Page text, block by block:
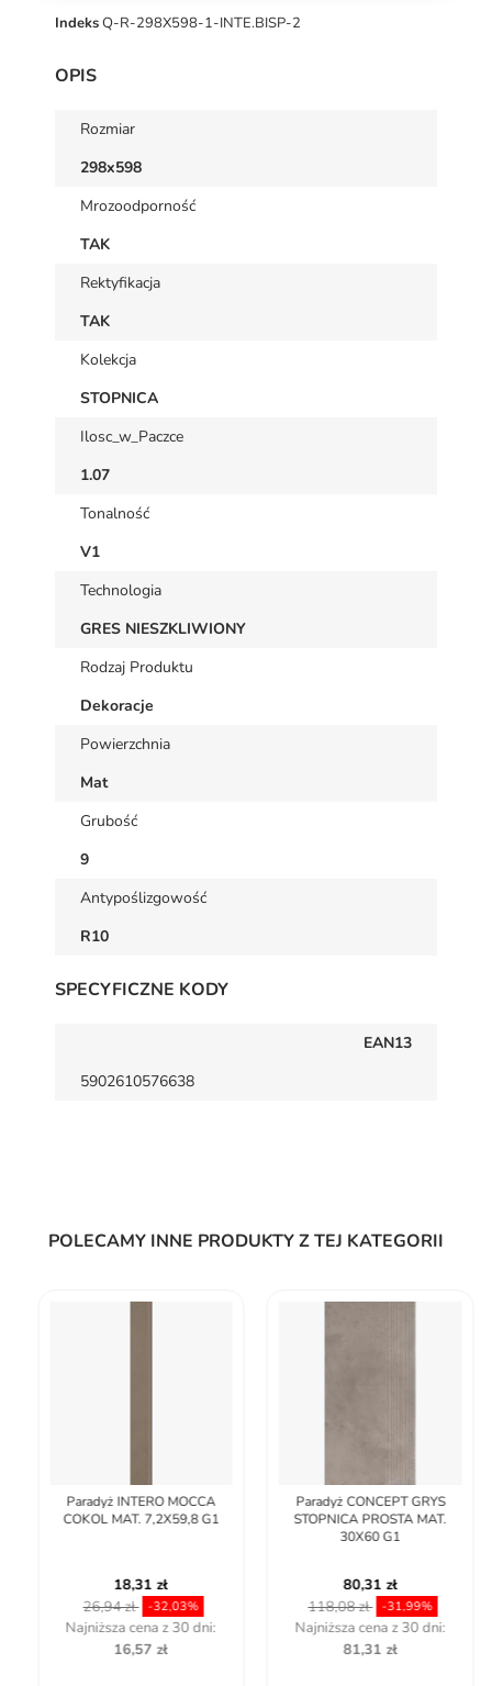
IndeksQ-R-298X598-1-INTE.BISP-2
OPIS
Rozmiar
298x598
Mrozoodporność
TAK
Rektyfikacja
TAK
Kolekcja
STOPNICA
Ilosc_w_Paczce
1.07
Tonalność
V1
Technologia
GRES NIESZKLIWIONY
Rodzaj Produktu
Dekoracje
Powierzchnia
Mat
Grubość
9
Antypoślizgowość
R10
SPECYFICZNE KODY
EAN13
5902610576638
POLECAMY INNE PRODUKTY Z TEJ KATEGORII
Paradyż INTERO MOCCA
COKOL MAT. 7,2X59,8 G1
18,31 zł
26,94 zł -32,03%
Najniższa cena z 30 dni:
16,57 zł
Paradyż CONCEPT GRYS
STOPNICA PROSTA MAT.
30X60 G1
80,31 zł
118,08 zł -31,99%
Najniższa cena z 30 dni:
81,31 zł